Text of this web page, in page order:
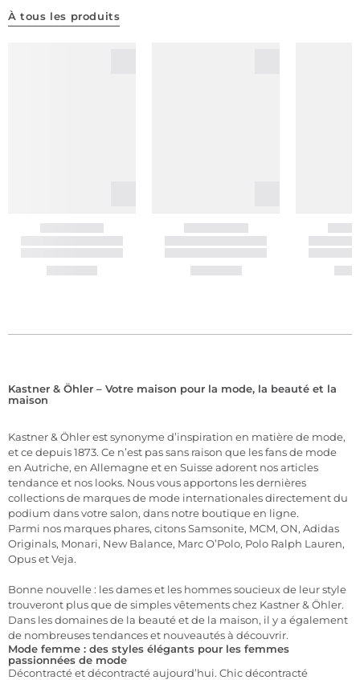
À tous les produits
Kastner & Öhler – Votre maison pour la mode, la beauté et la
maison
Kastner & Öhler est synonyme d’inspiration en matière de mode,
et ce depuis 1873. Ce n’est pas sans raison que les fans de mode
en Autriche, en Allemagne et en Suisse adorent nos articles
tendance et nos looks. Nous vous apportons les dernières
collections de marques de mode internationales directement du
podium dans votre salon, dans notre boutique en ligne.
Parmi nos marques phares, citons Samsonite, MCM, ON, Adidas
Originals, Monari, New Balance, Marc O’Polo, Polo Ralph Lauren,
Opus et Veja.
Bonne nouvelle : les dames et les hommes soucieux de leur style
trouveront plus que de simples vêtements chez Kastner & Öhler.
Dans les domaines de la beauté et de la maison, il y a également
de nombreuses tendances et nouveautés à découvrir.
Mode femme : des styles élégants pour les femmes
passionnées de mode
Décontracté et décontracté aujourd’hui. Chic décontracté